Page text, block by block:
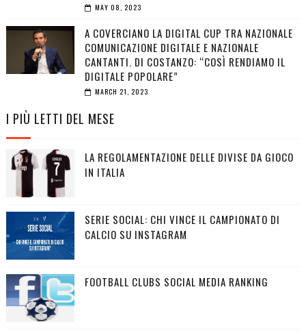
MAY 08, 2023
A COVERCIANO LA DIGITAL CUP TRA NAZIONALE
COMUNICAZIONE DIGITALE E NAZIONALE
CANTANTI. DI COSTANZO: “COSÌ RENDIAMO IL
DIGITALE POPOLARE”
MARCH 21, 2023
I PIÙ LETTI DEL MESE
LA REGOLAMENTAZIONE DELLE DIVISE DA GIOCO
IN ITALIA
SERIE SOCIAL: CHI VINCE IL CAMPIONATO DI
CALCIO SU INSTAGRAM
FOOTBALL CLUBS SOCIAL MEDIA RANKING